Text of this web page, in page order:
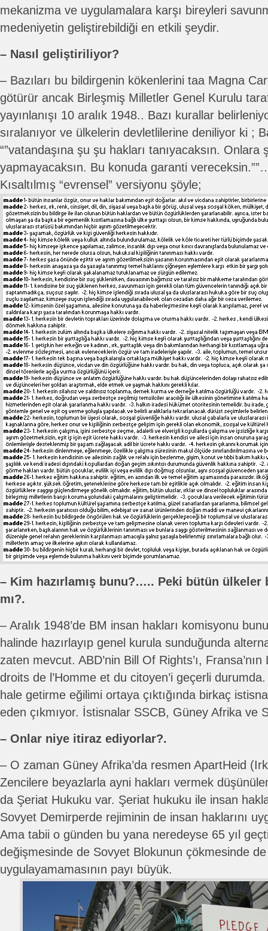
mekanizma ve uygulamalara karşı bireyleri
medeniyetin geliştirebildiği en etkili şeydir.
– Nasıl geliştiriliyor?
– Bazıları bu bildirgenin kökenlerini taa Magna
götürür ancak Birleşmiş Milletler Genel Kurulu
yayınlanışı 10 aralık 1948.. Bazı kurallar
sıralanıyor ve ülkelerin devletlilerine deniliyor ki ;
“”vatandaşına şu şu hakları tanıyacaksın. Onlara
yapmayacaksın. Bu konuda garanti
Kısaltılmış “evrensel” versiyonu şöyle;
– Kim hazırlamış bunu?….. Peki bütün
mı?.
– Aralık 1948’de BM insan hakları komisyonu
halinde hazırlayıp genel kurula sunduğunda
zaten mevcut. ABD’nin Bill Of Rights’ı,
droits de l’Homme et du citoyen’i geçerli
hale getirme eğilimi ortaya çıktığında birkaç
eden çıkmıyor. İstisnalar SSCB, Güney Afrika ve
– Onlar niye itiraz ediyorlar?.
– O zaman Güney Afrika’da resmen ApartHeid (Irk
Zencilere beyazlarla ayni hakları vermek
da Şeriat Hukuku var. Şeriat hukuku ile insan
Sovyet Demirperde rejiminin de insan haklarını
Ama tabii o günden bu yana neredeyse 65 yıl
değişmesinde de Sovyet Blokunun çökmesinde de
uygulayamamasının payı büyük.